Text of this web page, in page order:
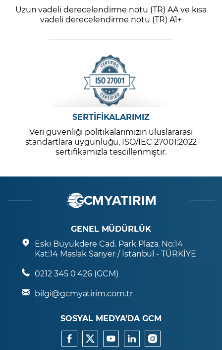
Uzun vadeli derecelendirme notu (TR) AA ve kısa
vadeli derecelendirme notu (TR) A1+
SERTİFİKALARIMIZ
Veri güvenliği politikalarımızın uluslararası
standartlara uygunluğu, ISO/IEC 27001:2022
sertifikamızla tescillenmiştir.
GENEL MÜDÜRLÜK
Eski Büyükdere Cad. Park Plaza. No:14
Kat:14 Maslak Sarıyer / İstanbul - TÜRKİYE
0212 345 0 426 (GCM)
bilgi@gcmyatirim.com.tr
SOSYAL MEDYA’DA GCM